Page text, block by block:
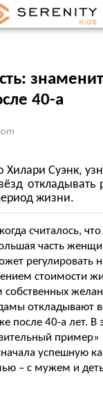
40-а
Суэнк,
жизни.
считалось,
часть
регулировать
стоимости
собственных
откладывают
после 40-а лет. В
пример»
успешную
– с мужем и